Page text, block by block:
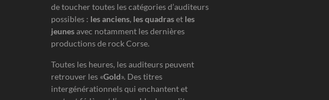
de toucher toutes les catégories d’auditeurs
possibles : les anciens, les quadraset les
jeunesavec notamment les dernières
productions de rock Corse.
Toutes les heures, les auditeurs peuvent
retrouver les «Gold». Des titres
intergénérationnels qui enchantent et